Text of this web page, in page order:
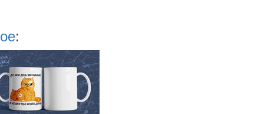
: